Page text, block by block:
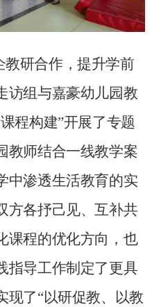
教研合作，提升学前
访组与嘉豪幼儿园教
程构建”开展了专题
教师结合一线教学案
中渗透生活教育的实
方各抒己见、互补共
课程的优化方向，也
指导工作制定了更具
现了“以研促教、以教